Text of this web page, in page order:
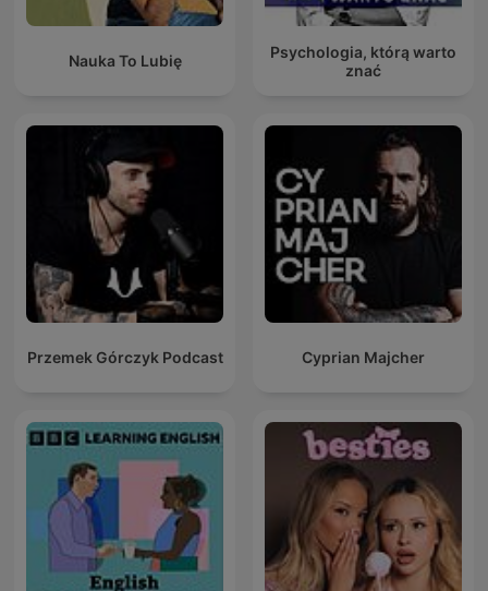
Nauka To Lubię
Psychologia, którą warto
znać
Przemek Górczyk Podcast Cyprian Majcher